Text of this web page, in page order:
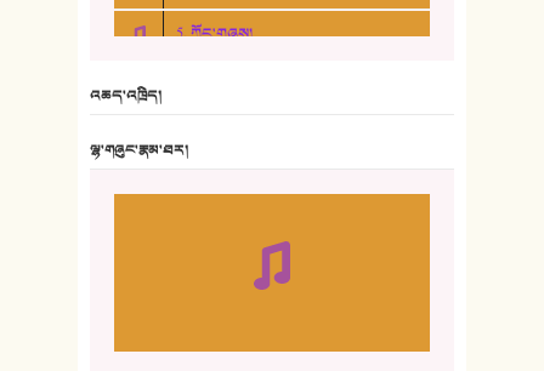
5. ཀོང་གཞས།
10. ཆང་གཞས། ༣
འཆད་འཁྲིད།
ལྷ་གཞུང་རྣམ་ཐར།